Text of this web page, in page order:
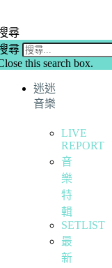
尋
尋
this search box.
迷迷
音樂
LIVE
REPORT
音
樂
特
輯
SETLIST
最
新